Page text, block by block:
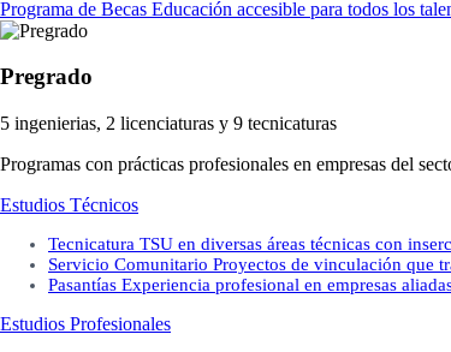
Programa de Becas Educación accesible para todos los
Pregrado
5 ingenierias, 2 licenciaturas y 9 tecnicaturas
Programas con prácticas profesionales en empresas del
Estudios Técnicos
Tecnicatura TSU en diversas áreas técnicas con
Servicio Comunitario Proyectos de vinculación que
Pasantías Experiencia profesional en empresas
Estudios Profesionales